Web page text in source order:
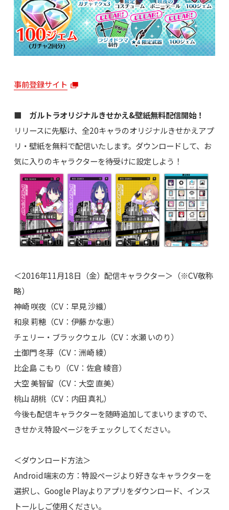
事前登録サイト
■ ガルトラオリジナルきせかえ&壁紙無料配信開始！
リリースに先駆け、全20キャラのオリジナルきせかえアプ
リ・壁紙を無料で配信いたします。ダウンロードして、お
気に入りのキャラクターを待受けに設定しよう！
＜2016年11月18日（金）配信キャラクター＞（※CV敬称
略）
神崎 咲夜（CV：早見 沙織）
和泉 莉穂（CV：伊藤 かな恵）
チェリー・ブラックウェル（CV：水瀬 いのり）
土御門 冬芽（CV：洲崎 綾）
比企島 こもり（CV：佐倉 綾音）
大空 美智留（CV：大空 直美）
桃山 胡桃（CV：内田 真礼）
今後も配信キャラクターを随時追加してまいりますので、
きせかえ特設ページをチェックしてください。
＜ダウンロード方法＞
Android端末の方：特設ページより好きなキャラクターを
選択し、Google Playよりアプリをダウンロード、インス
トールしご使用ください。